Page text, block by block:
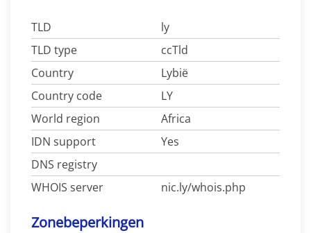
TLD
ly
TLD type
ccTld
Country
Lybië
Country code
LY
World region
Africa
IDN support
Yes
DNS registry
WHOIS server
nic.ly/whois.php
Zonebeperkingen